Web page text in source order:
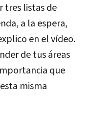
tres listas de
a la espera,
en el vídeo.
de tus áreas
que
misma